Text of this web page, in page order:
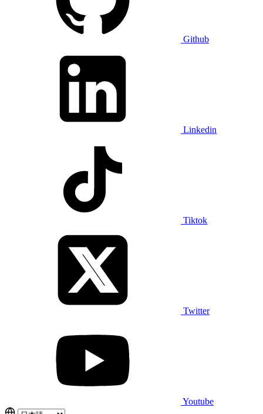
Github
Linkedin
Tiktok
Twitter
Youtube